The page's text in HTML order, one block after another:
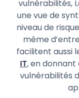
vulnérabilités,
une vue de
niveau de
même
facilitent aussi
IT, en donnant
vulnérabilités